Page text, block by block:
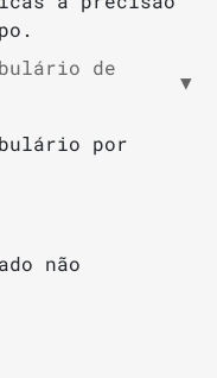
de
▼
por
não